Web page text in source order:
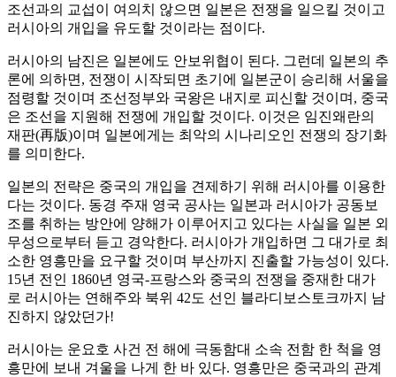
조선과의 교섭이 여의치 않으면 일본은 전쟁을 일으킬 것이고
러시아의 개입을 유도할 것이라는 점이다.
러시아의 남진은 일본에도 안보위협이 된다. 그런데 일본의 추
론에 의하면, 전쟁이 시작되면 초기에 일본군이 승리해 서울을
점령할 것이며 조선정부와 국왕은 내지로 피신할 것이며, 중국
은 조선을 지원해 전쟁에 개입할 것이다. 이것은 임진왜란의
재판(再版)이며 일본에게는 최악의 시나리오인 전쟁의 장기화
를 의미한다.
일본의 전략은 중국의 개입을 견제하기 위해 러시아를 이용한
다는 것이다. 동경 주재 영국 공사는 일본과 러시아가 공동보
조를 취하는 방안에 양해가 이루어지고 있다는 사실을 일본 외
무성으로부터 듣고 경악한다. 러시아가 개입하면 그 대가로 최
소한 영흥만을 요구할 것이며 부산까지 진출할 가능성이 있다.
15년 전인 1860년 영국-프랑스와 중국의 전쟁을 중재한 대가
로 러시아는 연해주와 북위 42도 선인 블라디보스토크까지 남
진하지 않았던가!
러시아는 운요호 사건 전 해에 극동함대 소속 전함 한 척을 영
흥만에 보내 겨울을 나게 한 바 있다. 영흥만은 중국과의 관계